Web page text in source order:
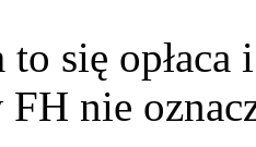
się
nie